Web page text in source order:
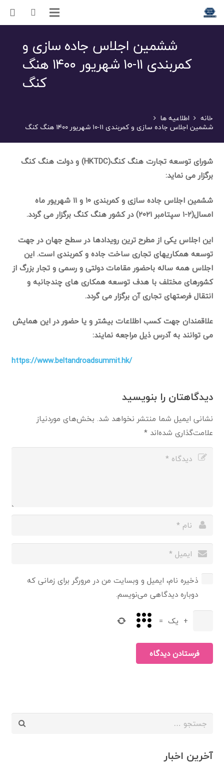
ششمین اجلاس جاده سازی و
کمربندی ۱۱-۱۰ شهریور ۱۴۰۰ هنگ
کنگ
خانه اطلاعیه ها
ششمین اجلاس جاده سازی و کمربندی ۱۱-۱۰ شهریور ۱۴۰۰ هنگ کنگ
شورای توسعه تجارت هنگ کنگ(HKTDC) و دولت هنگ کنگ
برگزار می نماید:
ششمین اجلاس جاده سازی و کمربندی ۱۰ و ۱۱ شهریور ماه
امسال(۲-۱ سپتامبر ۲۰۲۱) در کشور هنگ کنگ برگزار می گردد.
این اجلاس یکی از مطرح ترین رویدادها در سطح جهان در جهت
توسعه همکاریهای تجاری ساخت جاده و کمربندی است. این
اجلاس همه ساله باحضور مقامات دولتی و رسمی و تجار بزرگ از
کشورهای مختلف با هدف توسعه همکاری های چندجانبه و
انتقال فرصتهای تجاری آن برگزار می گردد.
علاقمندان جهت کسب اطلاعات بیشتر و یا حضور در این همایش
می توانند به آدرس ذیل مراجعه نمایند:
https://www.beltandroadsummit.hk/
دیدگاهتان را بنویسید
نشانی ایمیل شما منتشر نخواهد شد. بخش‌های موردنیاز
علامت‌گذاری شده‌اند*
ذخیره نام، ایمیل و وبسایت من در مرورگر برای زمانی که
دوباره دیدگاهی می‌نویسم.
+ یک =
فرستادن دیدگاه
جستجو
آخرین اخبار